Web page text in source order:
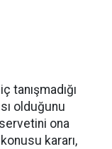
tanışmadığı
olduğunu
ona
kararı,